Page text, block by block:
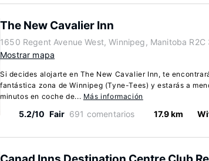
The New Cavalier Inn
1650 Regent Avenue West, Winnipeg, Manitoba R2C
Mostrar mapa
Si decides alojarte en The New Cavalier Inn, te
fantástica zona de Winnipeg (Tyne-Tees) y estarás a
minutos en coche de... Más información
5.2/10 Fair 691 comentarios 17.9 km